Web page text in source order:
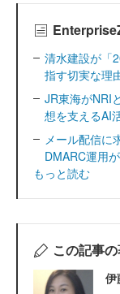
清水建設が「
指す切実な理
JR東海がNRI
想を支えるAI
メール配信に
DMARC運用
もっと読む
この記事
伊